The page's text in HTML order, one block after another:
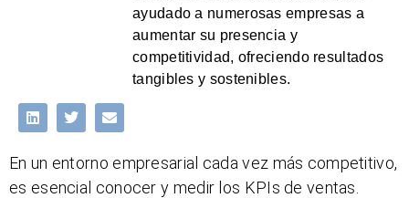
ayudado a numerosas empresas a
aumentar su presencia y
competitividad, ofreciendo resultados
tangibles y sostenibles.
En un entorno empresarial cada vez más competitivo,
es esencial conocer y medir los KPIs de ventas.